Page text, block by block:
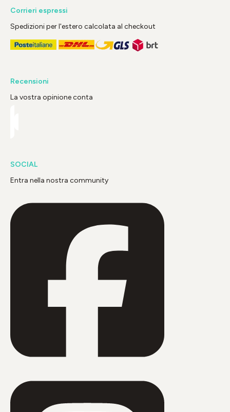
Corrieri espressi
Spedizioni per l'estero calcolata al checkout
Recensioni
La vostra opinione conta
SOCIAL
Entra nella nostra community